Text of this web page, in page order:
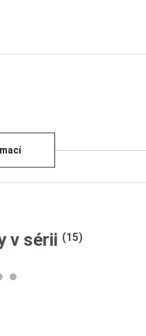
v sérii (15)